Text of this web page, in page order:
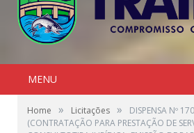
MENU
Home » Licitações »
DISPENSA Nº
(CONTRATAÇÃO PARA PRESTAÇÃO DE